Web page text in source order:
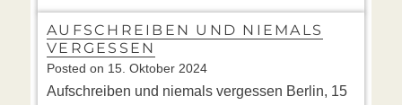
AUFSCHREIBEN UND NIEMALS
VERGESSEN
Posted on 15. Oktober 2024
Aufschreiben und niemals vergessen Berlin, 15